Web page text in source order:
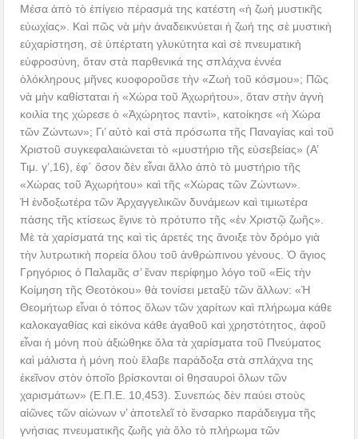
Μέσα ἀπὸ τὸ ἐπίγειο πέρασμά της κατέστη «ἡ ζωή μυστικῆς
εὐωχίας». Καὶ πῶς νὰ μὴν ἀναδεικνύεται ἡ ζωή της σὲ μυστικὴ
εὐχαρίστηση, σὲ ὑπέρτατη γλυκύτητα καὶ σὲ πνευματικὴ
εὐφροσύνη, ὅταν στὰ παρθενικά της σπλάχνα ἐννέα
ὁλόκληρους μῆνες κυοφοροῦσε τὴν «Ζωὴ τοῦ κόσμου»; Πῶς
νὰ μὴν καθίσταται ἡ «Χώρα τοῦ Ἀχωρήτου», ὅταν στὴν ἁγνὴ
κοιλία της χώρεσε ὁ «Ἀχώρητος παντὶ», κατοίκησε «ἡ Χώρα
τῶν Ζώντων»; Γι’ αὐτὸ καὶ στὰ πρόσωπα τῆς Παναγίας καὶ τοῦ
Χριστοῦ συγκεφαλαιώνεται τὸ «μυστήριο τῆς εὐσεβείας» (Α’
Τιμ. γ’,16), ἐφ΄ ὅσον δὲν εἶναι ἄλλο ἀπὸ τὸ μυστήριο τῆς
«Χώρας τοῦ Ἀχωρήτου» καὶ τῆς «Χώρας τῶν Ζώντων».
Ἡ ἐνδοξωτέρα τῶν Ἀρχαγγελικῶν δυνάμεων καὶ τιμιωτέρα
πάσης τῆς κτίσεως ἔγινε τὸ πρότυπο τῆς «ἐν Χριστῷ ζωῆς».
Μὲ τὰ χαρίσματά της καὶ τὶς ἀρετές της ἄνοιξε τὸν δρόμο γιὰ
τὴν λυτρωτικὴ πορεία ὅλου τοῦ ἀνθρώπινου γένους. Ὁ ἅγιος
Γρηγόριος ὁ Παλαμᾶς σ’ ἕναν περίφημο λόγο τοῦ «Εἰς τὴν
Κοίμηση τῆς Θεοτόκου» θὰ τονίσει μεταξὺ τῶν ἄλλων: «Ἡ
Θεομήτωρ εἶναι ὁ τόπος ὅλων τῶν χαρίτων καὶ πλήρωμα κάθε
καλοκαγαθίας καὶ εἰκόνα κάθε ἀγαθοῦ καὶ χρηστότητος, ἀφοῦ
εἶναι ἡ μόνη ποὺ ἀξιώθηκε ὅλα τὰ χαρίσματα τοῦ Πνεύματος
καὶ μάλιστα ἡ μόνη ποὺ ἔλαβε παράδοξα στὰ σπλάχνα της
ἐκεῖνον στὸν ὁποῖο βρίσκονται οἱ θησαυροὶ ὅλων τῶν
χαρισμάτων» (Ε.Π.Ε. 10,453). Συνεπώς δὲν παύει στοὺς
αἰῶνες τῶν αἰώνων ν’ ἀποτελεῖ τὸ ἔνσαρκο παράδειγμα τῆς
γνήσιας πνευματικῆς ζωῆς γιὰ ὅλο τὸ πλήρωμα τῶν